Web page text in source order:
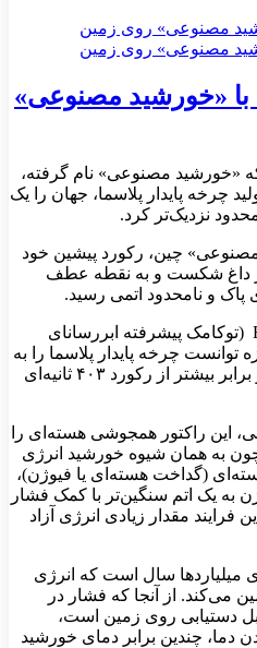
با «خورشید مصنوعی»
«خورشید مصنوعی» نام گرفته،
چرخه پایدار پلاسما، جهان را یک
نزدیک‌تر کرد.
چین، رکورد پیشین خود
داغ شکست و به نقطه عطف
و نامحدود اتمی رسید.
راکتور همجوشی هسته‌ای EAST (توکامک پیشرفته ابررسانای
توانست چرخه پایدار پلاسما را به
مدت ۱۰۶۶ ثانیه حفظ کند که دو برابر بیشتر از رکورد ۴۰۳ ثانیه‌ای
این راکتور همجوشی هسته‌ای را
به همان شیوه خورشید انرژی
(گداخت هسته‌ای یا فیوژن)،
به یک اتم سنگین‌تر با کمک فشار
مقدار زیادی انرژی آزاد
میلیاردها سال است که انرژی
می‌کند. از آنجا که فشار در
دستیابی روی زمین است،
دما، چندین برابر دمای خورشید